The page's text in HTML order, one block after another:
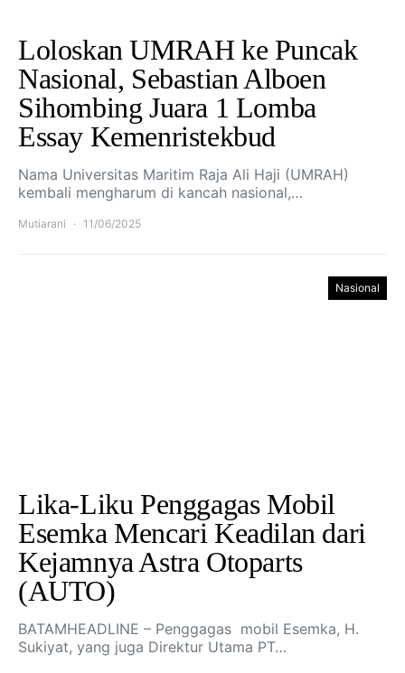
Loloskan UMRAH ke Puncak
Nasional, Sebastian Alboen
Sihombing Juara 1 Lomba
Essay Kemenristekbud
Nama Universitas Maritim Raja Ali Haji (UMRAH)
kembali mengharum di kancah nasional,…
Mutiarani 11/06/2025
Nasional
Lika-Liku Penggagas Mobil
Esemka Mencari Keadilan dari
Kejamnya Astra Otoparts
(AUTO)
BATAMHEADLINE – Penggagas mobil Esemka, H.
Sukiyat, yang juga Direktur Utama PT…